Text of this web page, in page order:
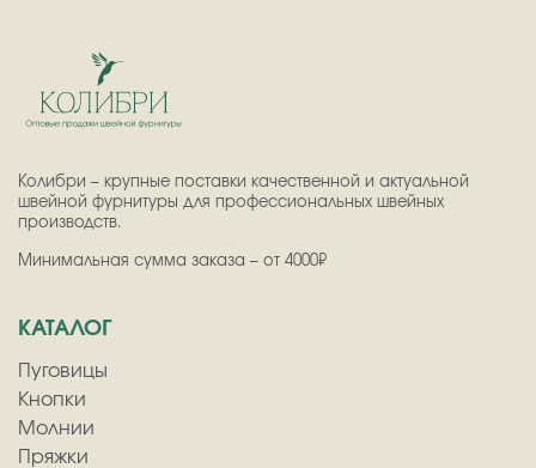
Колибри – крупные поставки качественной и актуальной
швейной фурнитуры для профессиональных швейных
производств.
Минимальная сумма заказа – от 4000₽
КАТАЛОГ
Пуговицы
Кнопки
Молнии
Пряжки